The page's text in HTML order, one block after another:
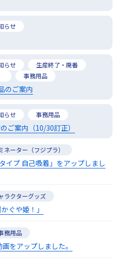
らせ
らせ
生産終了・廃番
事務用品
のご案内
らせ 事務用品
ご案内（10/30訂正）
ネーター（フジプラ）
イプ 自己吸着」をアップしまし
ラクターグッズ
かぐや姫！」
務用品
をアップしました。